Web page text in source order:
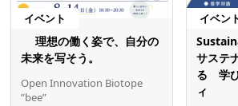
イベント
理想の働く姿で、自分の
未来を写そう。
Open Innovation Biotope
”bee”
イベン
サステ
る 学
ィ